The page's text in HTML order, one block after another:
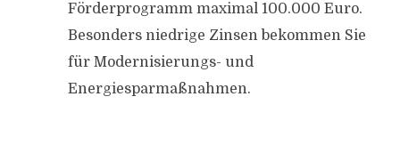
Förderprogramm maximal 100.000 Euro.
Besonders niedrige Zinsen bekommen Sie
für Modernisierungs- und
Energiesparmaßnahmen.